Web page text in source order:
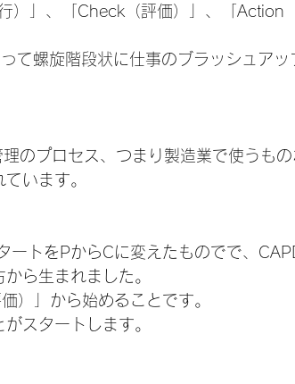
）」、「Check（評価）」、「Action
て螺旋階段状に仕事のブラッシュアッ
のプロセス、つまり製造業で使うも
います。
ートをPからCに変えたものでで、
ら生まれました。
）」から始めることです。
スタートします。